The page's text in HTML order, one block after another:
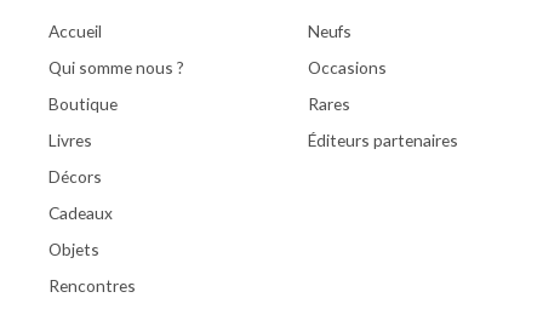
Accueil
Qui somme nous ?
Boutique
Livres
Décors
Cadeaux
Objets
Rencontres
Neufs
Occasions
Rares
Éditeurs partenaires